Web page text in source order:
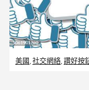
美國, 社交網絡, 讚好按